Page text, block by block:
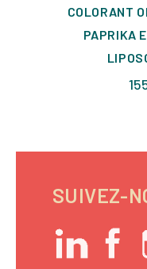
COLORANT
PAPRIKA
SUIVEZ-